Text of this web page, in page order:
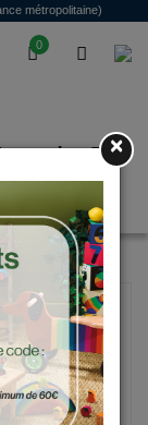
0
métropolitaine)
P.×